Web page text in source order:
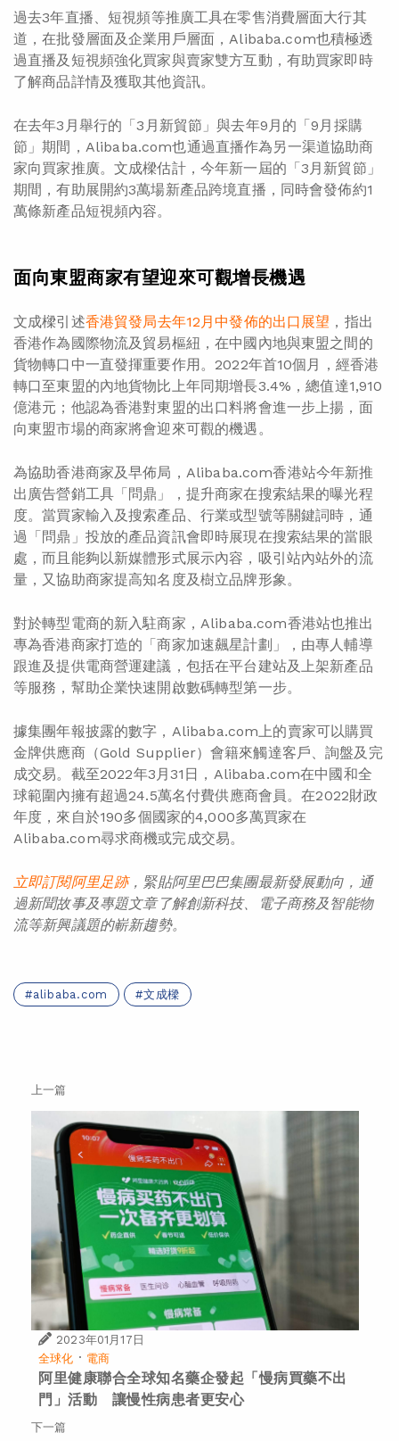
過去3年直播、短視頻等推廣工具在零售消費層面大行其
道，在批發層面及企業用戶層面，Alibaba.com也積極透
過直播及短視頻強化買家與賣家雙方互動，有助買家即時
了解商品詳情及獲取其他資訊。
在去年3月舉行的「3月新貿節」與去年9月的「9月採購
節」期間，Alibaba.com也通過直播作為另一渠道協助商
家向買家推廣。文成樑估計，今年新一屆的「3月新貿節」
期間，有助展開約3萬場新產品跨境直播，同時會發佈約1
萬條新產品短視頻內容。
面向東盟商家有望迎來可觀增長機遇
文成樑引述香港貿發局去年12月中發佈的出口展望 ，指出
香港作為國際物流及貿易樞紐，在中國內地與東盟之間的
貨物轉口中一直發揮重要作用。2022年首10個月，經香港
轉口至東盟的內地貨物比上年同期增長3.4%，總值達1,910
億港元；他認為香港對東盟的出口料將會進一步上揚，面
向東盟市場的商家將會迎來可觀的機遇。
為協助香港商家及早佈局，Alibaba.com香港站今年新推
出廣告營銷工具「問鼎」，提升商家在搜索結果的曝光程
度。當買家輸入及搜索產品、行業或型號等關鍵詞時，通
過「問鼎」投放的產品資訊會即時展現在搜索結果的當眼
處，而且能夠以新媒體形式展示內容，吸引站內站外的流
量，又協助商家提高知名度及樹立品牌形象。
對於轉型電商的新入駐商家，Alibaba.com香港站也推出
專為香港商家打造的「商家加速飆星計劃」，由專人輔導
跟進及提供電商營運建議，包括在平台建站及上架新產品
等服務，幫助企業快速開啟數碼轉型第一步。
據集團年報披露的數字，Alibaba.com上的賣家可以購買
金牌供應商（Gold Supplier）會籍來觸達客戶、詢盤及完
成交易。截至2022年3月31日，Alibaba.com在中國和全
球範圍內擁有超過24.5萬名付費供應商會員。在2022財政
年度，來自於190多個國家的4,000多萬買家在
Alibaba.com尋求商機或完成交易。
立即訂閱阿里足跡，緊貼阿里巴巴集團最新發展動向，通
過新聞故事及專題文章了解創新科技、 電子商務及智能物
流等新興議題的嶄新趨勢。
alibaba.com 文成樑
上一篇
2023年01月17日
全球化 · 電商
阿里健康聯合全球知名藥企發起「慢病買藥不出
門」活動 讓慢性病患者更安心
下一篇